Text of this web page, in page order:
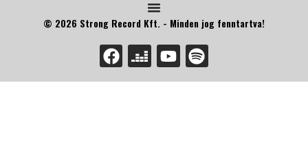
© 2026 Strong Record Kft. - Minden jog fenntartva!